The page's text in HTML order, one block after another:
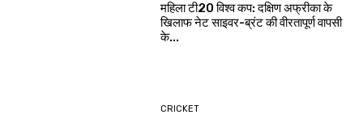
महिला टी20 विश्व कप: दक्षिण अफ्रीका के
खिलाफ नेट साइवर-ब्रंट की वीरतापूर्ण वापसी
के...
CRICKET